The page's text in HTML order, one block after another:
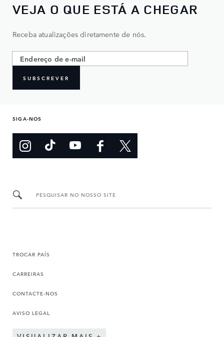
VEJA O QUE ESTÁ A CHEGAR
Receba atualizações diretamente de nós.
SUBSCREVER
SIGA-NOS
PESQUISAR NO NOSSO SITE
TROCAR PAÍS
CARREIRAS
CONTACTE-NOS
AVISO LEGAL